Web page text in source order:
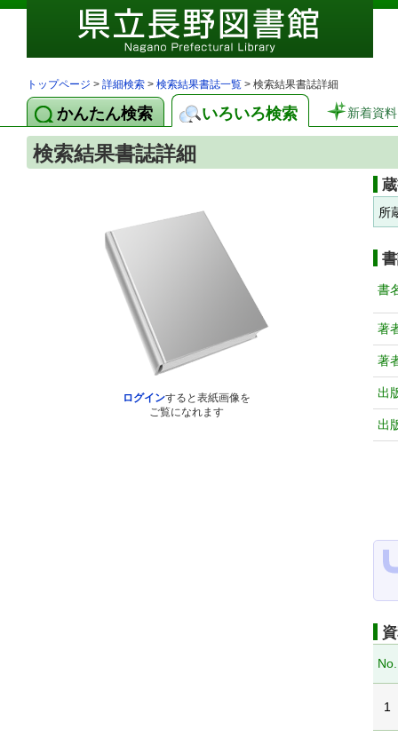
トップページ > 詳細検索 > 検索結果書誌一覧 > 検索結果書誌詳細
かんたん検索 いろいろ検索 新着資料
検索結果書誌詳細
ログインすると表紙画像を
ご覧になれます
所
書
著
著
出
出
No.
1